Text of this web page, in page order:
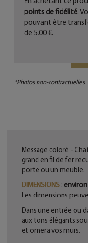
points de fidélité.
pouvant être
de 5,00 €.
*Photos non-contractuelles
Message coloré -
grand en fil de fer
porte ou un meuble.
DIMENSIONS :
Les dimensions
Dans une entrée ou
aux tons élégants
et ornera vos murs.